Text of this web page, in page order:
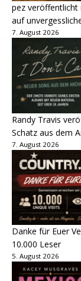
pez veröffentlicht
auf
7. August 2026
Randy Travis
Schatz aus dem
7. August 2026
Danke für Euer
10.000 Leser
5. August 2026